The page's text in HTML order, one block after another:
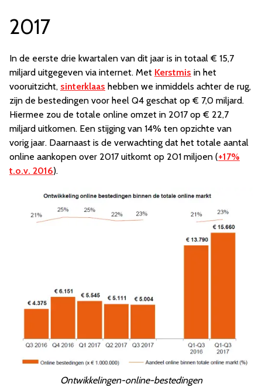
2017
In de eerste drie kwartalen van dit jaar is in totaal € 15,7
miljard uitgegeven via internet. Met Kerstmis in het
vooruitzicht, sinterklaas hebben we inmiddels achter de rug,
zijn de bestedingen voor heel Q4 geschat op € 7,0 miljard.
Hiermee zou de totale online omzet in 2017 op € 22,7
miljard uitkomen. Een stijging van 14% ten opzichte van
vorig jaar. Daarnaast is de verwachting dat het totale aantal
online aankopen over 2017 uitkomt op 201 miljoen (+17%
t.o.v. 2016).
Ontwikkelingen-online-bestedingen